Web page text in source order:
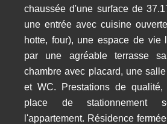
chaussée d'une surface de
une entrée avec cuisine
hotte, four), une espace de vie
par une agréable terrasse
chambre avec placard, une
et WC. Prestations de qualité,
place de stationnement
l'appartement. Résidence